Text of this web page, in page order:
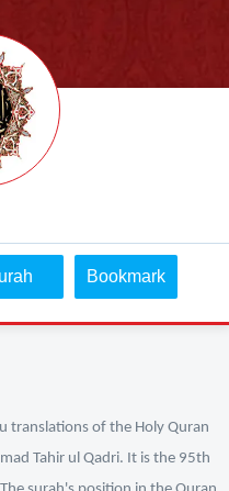
Bookmark
translations of the Holy Quran
Tahir ul Qadri. It is the 95th